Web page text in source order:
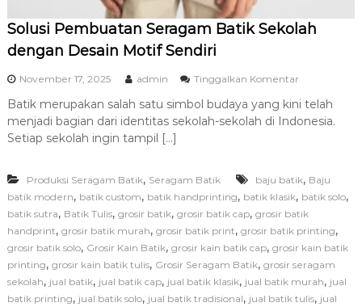
Solusi Pembuatan Seragam Batik Sekolah
dengan Desain Motif Sendiri
November 17, 2025 admin Tinggalkan Komentarp
d
a
u
i
e
m
b
u
a
Batik merupakan salah satu simbol budaya yang kini telah
menjadi bagian dari identitas sekolah-sekolah di Indonesia.
Setiap sekolah ingin tampil […]
Produksi Seragam Batik, Seragam Batik baju batik, Baju
batik modern, batik custom, batik handprinting, batik klasik, batik solo,
batik sutra, Batik Tulis, grosir batik, grosir batik cap, grosir batik
handprint, grosir batik murah, grosir batik print, grosir batik printing,
grosir batik solo, Grosir Kain Batik, grosir kain batik cap, grosir kain batik
printing, grosir kain batik tulis, Grosir Seragam Batik, grosir seragam
sekolah, jual batik, jual batik cap, jual batik klasik, jual batik murah, jual
batik printing, jual batik solo, jual batik tradisional, jual batik tulis, jual